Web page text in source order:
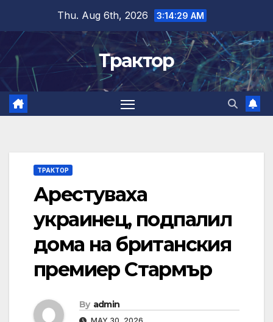
content
Thu. Aug 6th, 2026 3:14:30 AM
Трактор
ТРАКТОР
Арестуваха
украинец, подпалил
дома на британския
премиер Стармър
By admin